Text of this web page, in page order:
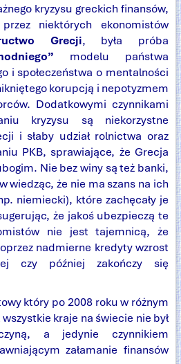
kryzysu greckich finansów,
niektórych ekonomistów
Grecji, była próba
modelu państwa
i społeczeństwa o mentalności
korupcją i nepotyzmem
Dodatkowymi czynnikami
kryzysu są niekorzystne
i słaby udział rolnictwa oraz
PKB, sprawiające, że Grecja
Nie bez winy są też banki,
wiedząc, że nie ma szans na ich
niemiecki), które zachęcały je
że jakoś ubezpieczą te
nie jest tajemnicą, że
nadmierne kredyty wzrost
czy później zakończy się
który po 2008 roku w różnym
kraje na świecie nie był
a jedynie czynnikiem
załamanie finansów